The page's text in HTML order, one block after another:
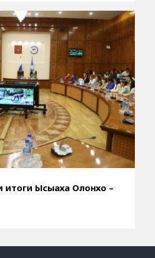
итоги Ысыаха Олонхо –